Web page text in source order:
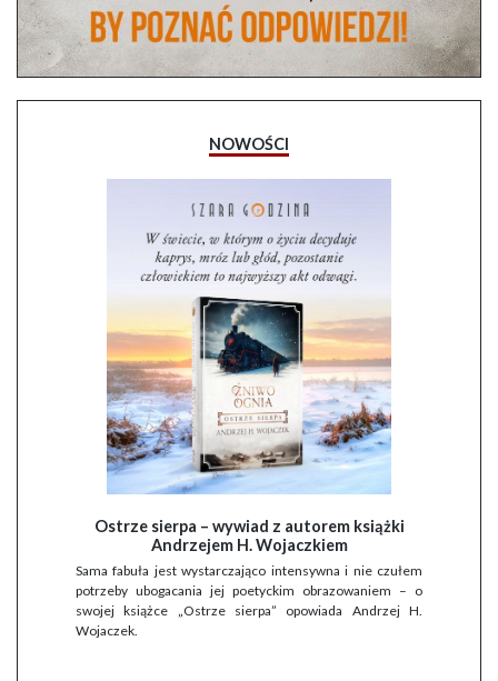
NOWOŚCI
Ostrze sierpa – wywiad z autorem książki
Andrzejem H. Wojaczkiem
Sama fabuła jest wystarczająco intensywna i nie czułem
potrzeby ubogacania jej poetyckim obrazowaniem – o
swojej książce „Ostrze sierpa” opowiada Andrzej H.
Wojaczek.